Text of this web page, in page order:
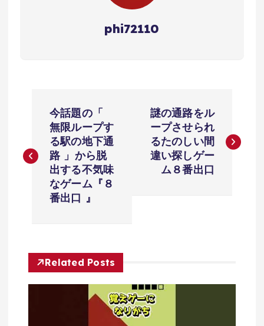
phi72110
ナ
ー
シ
今話題の「
無限ループす
る駅の地下通
路 」から脱
出する不気味
なゲーム『８
番出口 』
謎の通路をル
ープさせられ
るたのしい間
違い探しゲー
ム８番出口
Related Posts